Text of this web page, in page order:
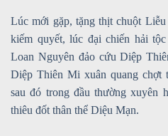
Lúc mới gặp, tặng thịt chuột
kiếm quyết, lúc đại chiến hải
Loan Nguyên đảo cứu Diệp
Diệp Thiên Mi xuân quang chợt
sau đó trong đầu thường xuyên
thiêu đốt thân thể Diệu Mạn.